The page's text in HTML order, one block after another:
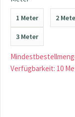
1 Meter 2
3 Meter
Verfügbarkeit: 10